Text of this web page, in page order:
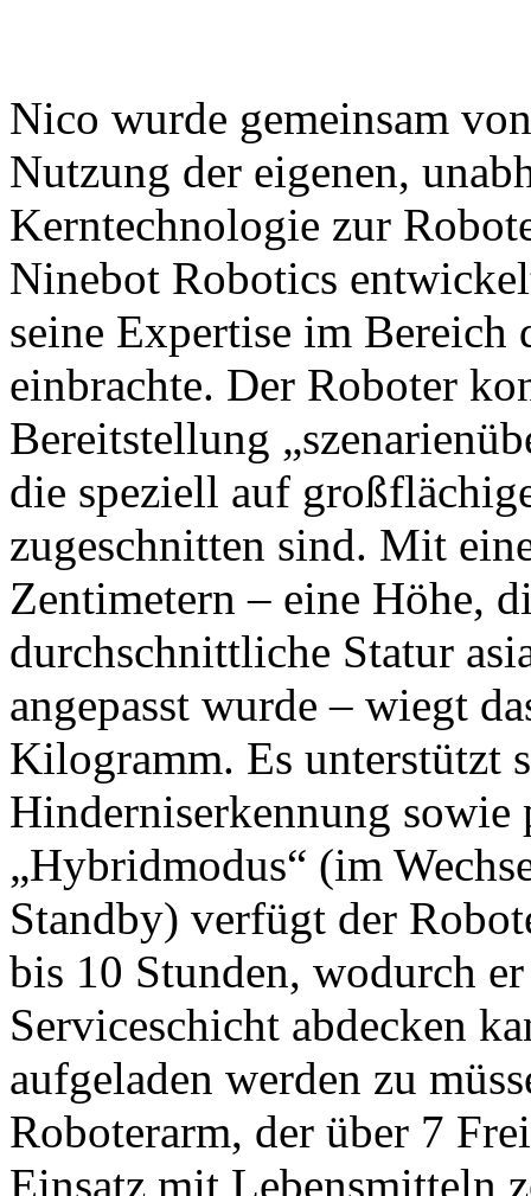
Nico wurde gemeinsam
Nutzung der eigenen,
Kerntechnologie zur
Ninebot Robotics
seine Expertise im
einbrachte. Der Roboter
Bereitstellung
die speziell auf
zugeschnitten sind. Mit
Zentimetern – eine Höhe,
durchschnittliche Statur
angepasst wurde – wiegt
Kilogramm. Es unterstützt
Hinderniserkennung sowie
„Hybridmodus“ (im
Standby) verfügt der
bis 10 Stunden, wodurch
Serviceschicht abdecken
aufgeladen werden zu
Roboterarm, der über 7
Einsatz mit Lebensmitteln